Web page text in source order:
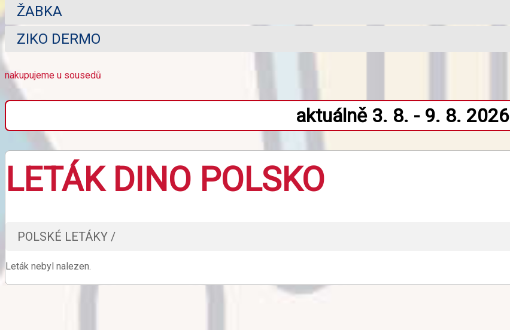
ŽABKA
ZIKO DERMO
nakupujeme u sousedů
aktuálně 3. 8. - 9. 8. 2026
LETÁK DINO POLSKO
POLSKÉ LETÁKY /
Leták nebyl nalezen.